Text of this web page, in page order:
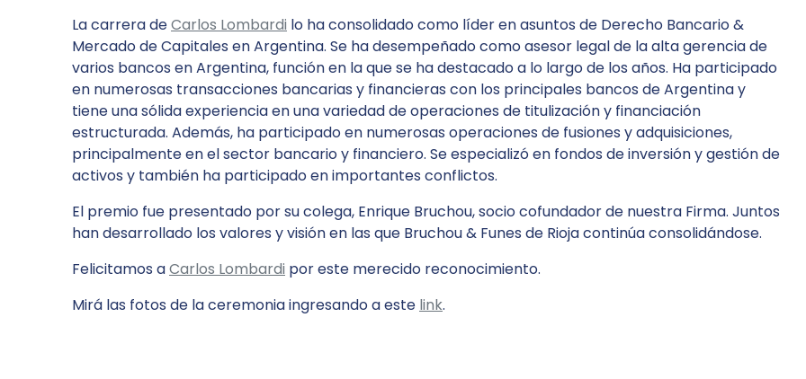
La carrera deCarlos Lombardi lo ha consolidado como líder en asuntos de Derecho Bancario &
Mercado de Capitales en Argentina. Se ha desempeñado como asesor legal de la alta gerencia de
varios bancos en Argentina, función en la que se ha destacado a lo largo de los años. Ha participado
en numerosas transacciones bancarias y financieras con los principales bancos de Argentina y
tiene una sólida experiencia en una variedad de operaciones de titulización y financiación
estructurada. Además, ha participado en numerosas operaciones de fusiones y adquisiciones,
principalmente en el sector bancario y financiero. Se especializó en fondos de inversión y gestión de
activos y también ha participado en importantes conflictos.
El premio fue presentado por su colega, Enrique Bruchou, socio cofundador de nuestra Firma. Juntos
han desarrollado los valores y visión en las que Bruchou & Funes de Rioja continúa consolidándose.
Felicitamos aCarlos Lombardi por este merecido reconocimiento.
Mirá las fotos de la ceremonia ingresando a este link.